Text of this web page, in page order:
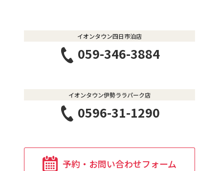
イオンタウン四日市泊店
059-346-3884
イオンタウン伊勢ララパーク店
0596-31-1290
予約・お問い合わせフォーム